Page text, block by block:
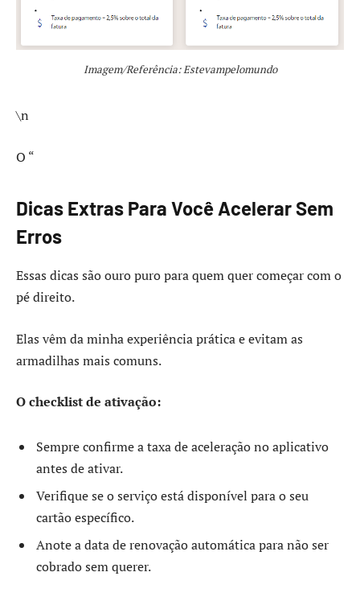
Imagem/Referência: Estevampelomundo
\n
O “
Dicas Extras Para Você Acelerar Sem
Erros
Essas dicas são ouro puro para quem quer começar com o
pé direito.
Elas vêm da minha experiência prática e evitam as
armadilhas mais comuns.
O checklist de ativação:
Sempre confirme a taxa de aceleração no aplicativo
antes de ativar.
Verifique se o serviço está disponível para o seu
cartão específico.
Anote a data de renovação automática para não ser
cobrado sem querer.